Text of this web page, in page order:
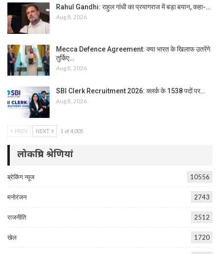
Rahul Gandhi: राहुल गांधी का प्रयागराज में बड़ा बयान, कहा-…
Aug 8, 2026
Mecca Defence Agreement: क्या भारत के खिलाफ उतरेंगे
तुर्किए…
Aug 8, 2026
SBI Clerk Recruitment 2026: क्लर्क के 1538 पदों पर…
Aug 8, 2026
PREV NEXT 1 of 4,005
लोकप्रिय श्रेणियां
ब्रेकिंग न्यूज 10556
मनोरंजन 2743
राजनीति 2512
खेल 1720